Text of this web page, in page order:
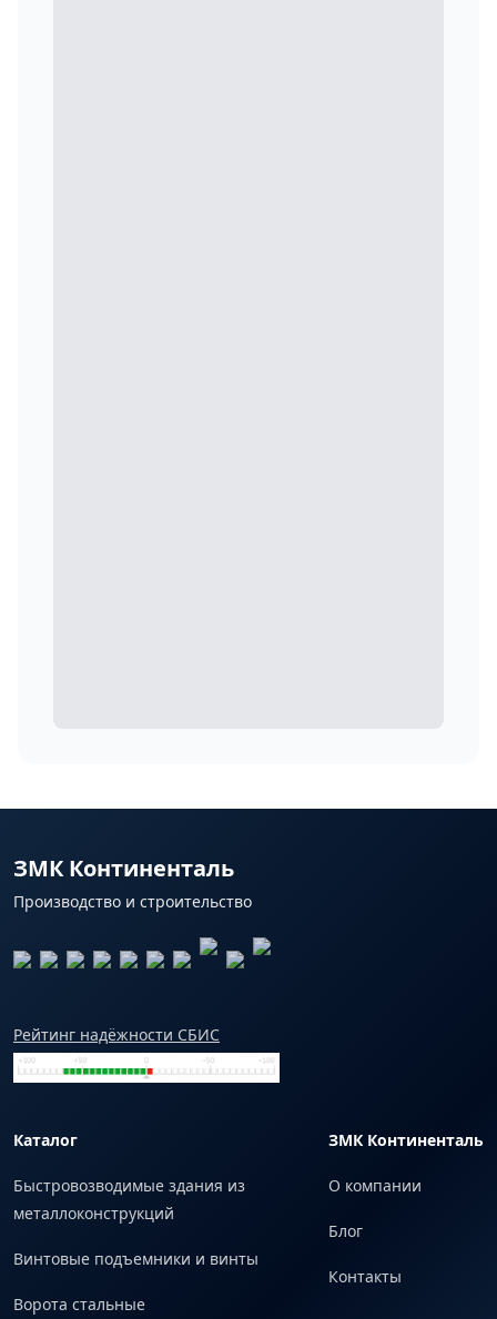
ЗМК Континенталь
Производство и строительство
Рейтинг надёжности СБИС
Каталог
Быстровозводимые здания из
металлоконструкций
Винтовые подъемники и винты
Ворота стальные
ЗМК Континенталь
О компании
Блог
Контакты